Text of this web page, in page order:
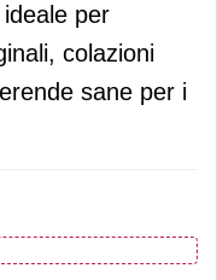
per
colazioni
sane per i